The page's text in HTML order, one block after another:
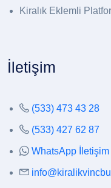
Kiralık Eklemli
İletişim
(533) 473 43 28
(533) 427 62 87
WhatsApp İletişim